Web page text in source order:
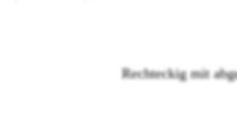
Rechteckig mit